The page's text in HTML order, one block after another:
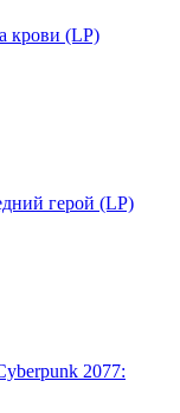
крови (LP)
герой (LP)
2077: